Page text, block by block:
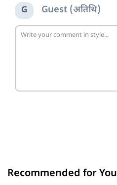
G Guest (अतिथि)
Recommended for You